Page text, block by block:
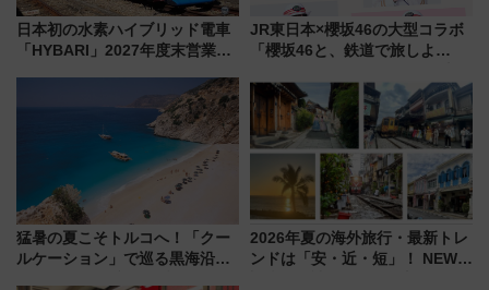
日本初の水素ハイブリッド電車
「HYBARI」2027年度末営業運
JR東日本×櫻坂46の大型コラボ
「櫻坂46と、鉄道で旅しよ
潟・長野・庄内へ
猛暑の夏こそトルコへ！「クー
ルケーション」で巡る黒海沿岸
2026年夏の海外旅行・最新トレ
ンドは「安・近・短」！ NEWT